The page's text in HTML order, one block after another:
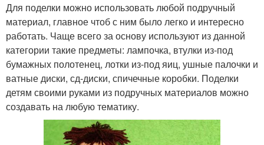
Для поделки можно использовать любой подручный
материал, главное чтоб с ним было легко и интересно
работать. Чаще всего за основу используют из данной
категории такие предметы: лампочка, втулки из-под
бумажных полотенец, лотки из-под яиц, ушные палочки и
ватные диски, сд-диски, спичечные коробки. Поделки
детям своими руками из подручных материалов можно
создавать на любую тематику.